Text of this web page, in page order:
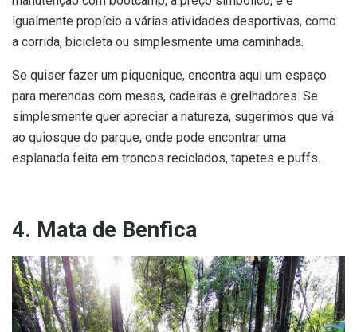
igualmente propício a várias atividades desportivas, como
a corrida, bicicleta ou simplesmente uma caminhada.
Se quiser fazer um piquenique, encontra aqui um espaço
para merendas com mesas, cadeiras e grelhadores. Se
simplesmente quer apreciar a natureza, sugerimos que vá
ao quiosque do parque, onde pode encontrar uma
esplanada feita em troncos reciclados, tapetes e puffs.
4. Mata de Benfica